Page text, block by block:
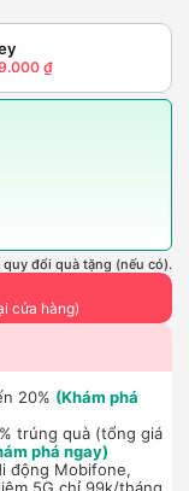
₫
quy đổi quà tặng (nếu có).
cửa hàng)
20% (Khám phá
trúng quà (tổng giá
phá ngay)
động Mobifone,